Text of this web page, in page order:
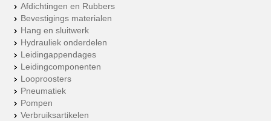
Afdichtingen en Rubbers
Bevestigings materialen
Hang en sluitwerk
Hydrauliek onderdelen
Leidingappendages
Leidingcomponenten
Looproosters
Pneumatiek
Pompen
Verbruiksartikelen